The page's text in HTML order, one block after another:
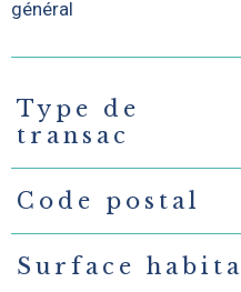
général
Type de
transac
Code postal
Surface